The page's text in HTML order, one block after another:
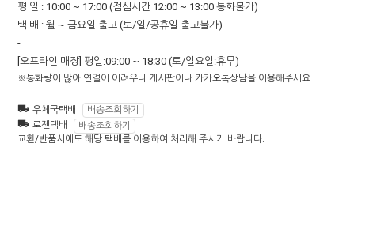
평 일 : 10:00 ~ 17:00 (점심시간 12:00 ~ 13:00 통화불가)
택 배 : 월 ~ 금요일 출고 (토/일/공휴일 출고불가)
-
[오프라인 매장] 평일:09:00 ~ 18:30 (토/일요일:휴무)
※통화량이 많아 연결이 어려우니 게시판이나 카카오톡상담을 이용해주세요
우체국택배
배송조회하기
로젠택배
배송조회하기
교환/반품시에도 해당 택배를 이용하여 처리해 주시기 바랍니다.